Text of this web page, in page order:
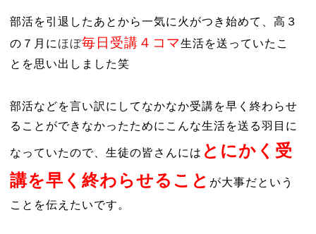
部活を引退したあとから一気に火がつき始めて、高３
の７月に ほぼ毎日受講４コマ生活を送っていたこ
とを思い出しました笑
部活などを言い訳にしてなかなか受講を早く終わらせ
ることができなかったためにこんな生活を送る羽目に
なっていたので、生徒の皆さんには とにかく受
講を早く終わらせること が大事だという
ことを伝えたいです。